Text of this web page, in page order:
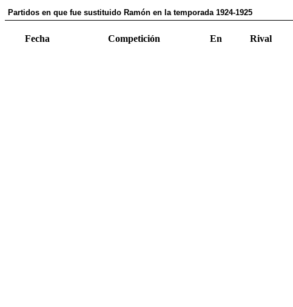
Partidos en que fue sustituido Ramón en la temporada 1924-1925
Fecha Competición En Rival